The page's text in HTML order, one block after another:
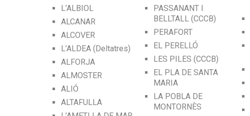
L’ALBIOL
ALCANAR
ALCOVER
L’ALDEA (Deltatres)
ALFORJA
ALMOSTER
ALIÓ
ALTAFULLA
PASSANANT I
BELLTALL (CCCB)
PERAFORT
EL PERELLÓ
LES PILES (CCCB)
EL PLA DE SANTA
MARIA
LA POBLA DE
MONTORNÈS